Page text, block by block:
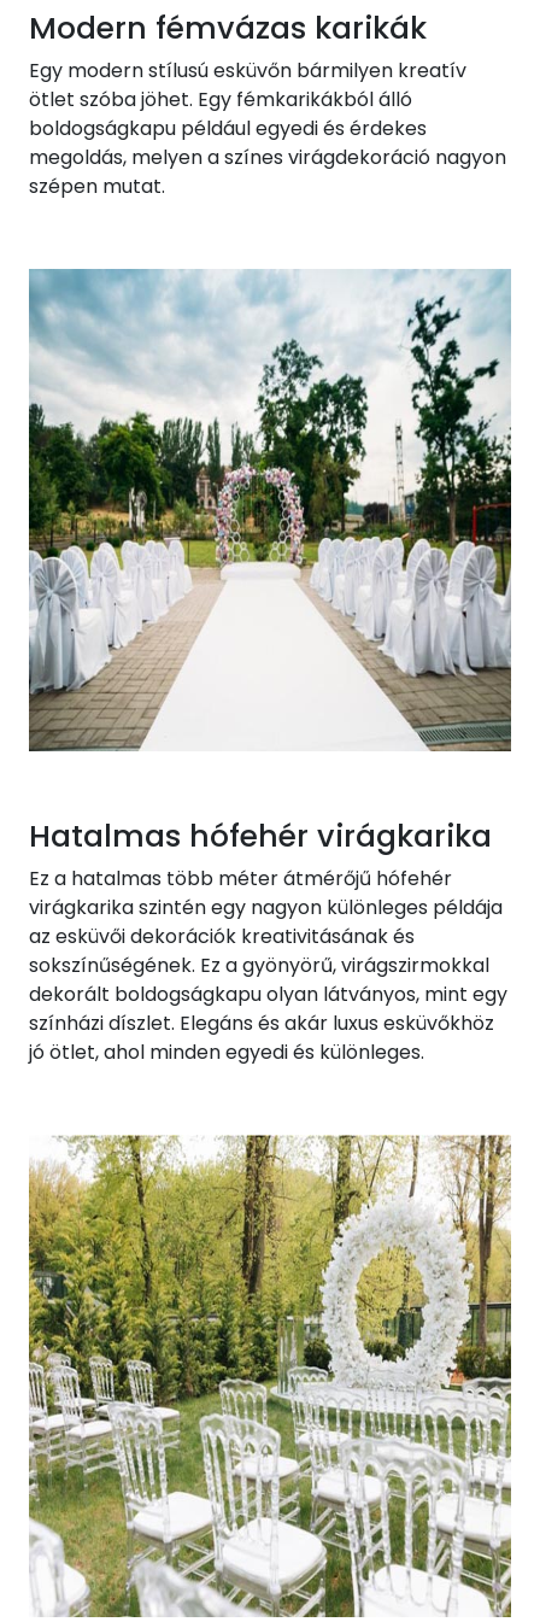
Modern fémvázas karikák
Egy modern stílusú esküvőn bármilyen kreatív
ötlet szóba jöhet. Egy fémkarikákból álló
boldogságkapu például egyedi és érdekes
megoldás, melyen a színes virágdekoráció nagyon
szépen mutat.
Hatalmas hófehér virágkarika
Ez a hatalmas több méter átmérőjű hófehér
virágkarika szintén egy nagyon különleges példája
az esküvői dekorációk kreativitásának és
sokszínűségének. Ez a gyönyörű, virágszirmokkal
dekorált boldogságkapu olyan látványos, mint egy
színházi díszlet. Elegáns és akár luxus esküvőkhöz
jó ötlet, ahol minden egyedi és különleges.